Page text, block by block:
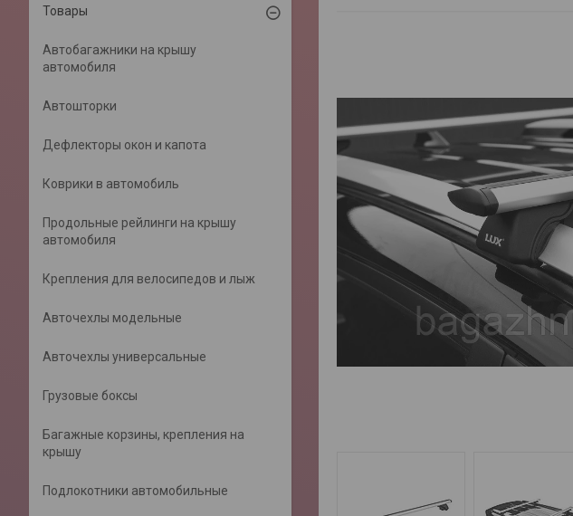
Товары
Автобагажники на крышу
автомобиля
Автошторки
Дефлекторы окон и капота
Коврики в автомобиль
Продольные рейлинги на крышу
автомобиля
Крепления для велосипедов и лыж
Авточехлы модельные
Авточехлы универсальные
Грузовые боксы
Багажные корзины, крепления на
крышу
Подлокотники автомобильные